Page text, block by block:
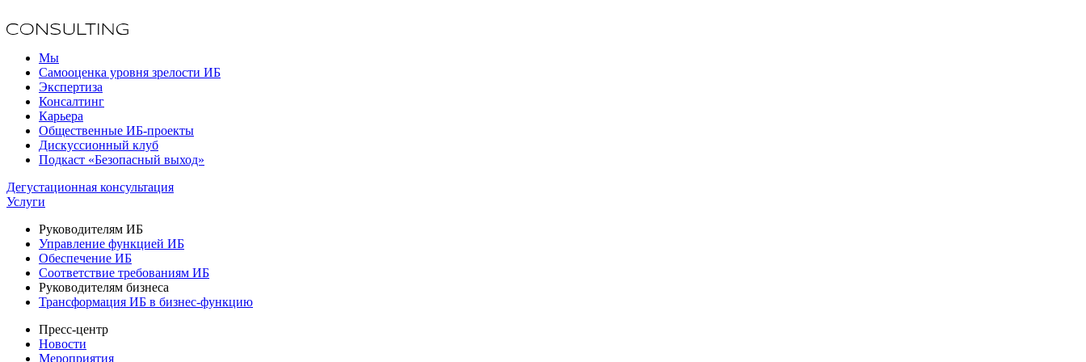
Мы
Самооценка уровня зрелости ИБ
Экспертиза
Консалтинг
Карьера
Общественные ИБ-проекты
Дискуссионный клуб
Подкаст «Безопасный выход»
Дегустационная консультация
Услуги
Руководителям ИБ
Управление функцией ИБ
Обеспечение ИБ
Соответствие требованиям ИБ
Руководителям бизнеса
Трансформация ИБ в бизнес-функцию
Пресс-центр
Новости
Мероприятия